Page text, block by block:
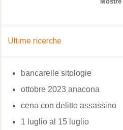
Ultime ricerche
bancarelle sitologie
ottobre 2023 anacona
cena con delitto assassino
1 luglio al 15 luglio